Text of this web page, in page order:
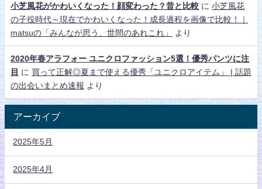
小芝風花がかわいくなった！顔変わった？昔と比較 に 小芝風花
の子役時代～現在でかわいくなった！成長過程を画像で比較！｜
matsuの「みんなが思う、世間のあれこれ」
より
2020年春アラフォー ユニクロファッション5選！優秀パンツに注
目 に 買って正解◎夏まで使える優秀「ユニクロアイテム」 | 話題
の出会いまとめ速報 より
アーカイブ
2025年5月
2025年4月